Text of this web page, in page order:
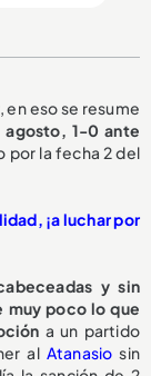
en eso se resume
agosto, 1-0 ante
por la fecha 2 del
¡a luchar por
y sin
muy poco lo que
a un partido
al Atanasiosin